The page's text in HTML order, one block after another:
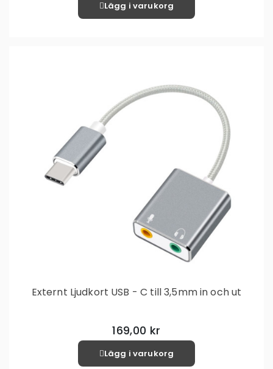
Lägg i varukorg
Externt Ljudkort USB - C till 3,5mm in och ut
169,00 kr
Lägg i varukorg